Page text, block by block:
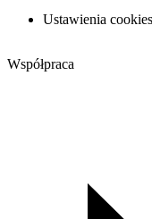
Ustawienia cookies
Współpraca